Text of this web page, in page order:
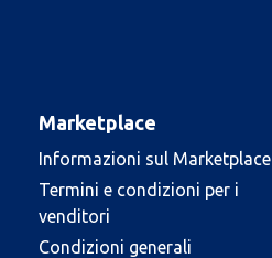
Marketplace
Informazioni sul Marketplace
Termini e condizioni per i
venditori
Condizioni generali